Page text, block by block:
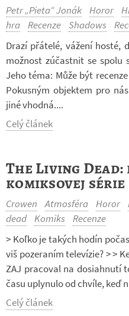
Petr „Pieta“ Jonák Horor
hra Recenze Shadows
Drazí přá­telé, vá­žení hosté,
mož­nost zú­čast­nit se spolu
Jeho téma: Může být
Po­kus­ným ob­jek­tem pro
jiné vhodná....
Celý článek
The Living
komiksovej série
Crowen Atmosféra Horor
dead Komiks
Recenze
> Koľko je ta­kých hodín
viš po­ze­ra­ním te­le­ví­zie? > >
ZAJ pra­co­val na do­si­ahnutí
času uply­nulo od chvíle, keď
Celý článek